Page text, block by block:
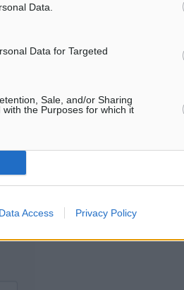
Data.
Data for Targeted
Sale, and/or Sharing
the Purposes for which it
Data Access Privacy Policy
Για την μερική
είναι απαραίτητη η χρήση
παρακάτω παρεχόμενου
άρθρο της Δημοκρατικής.